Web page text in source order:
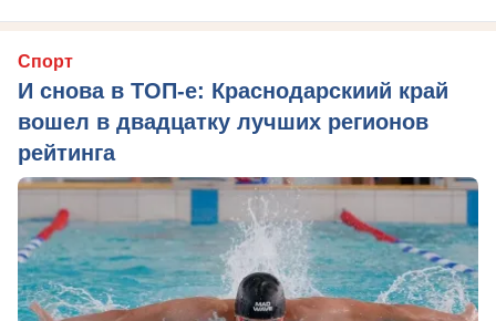
Спорт
И снова в ТОП-е: Краснодарскиий край
вошел в двадцатку лучших регионов
рейтинга